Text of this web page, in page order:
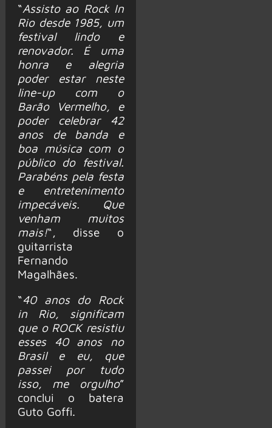
“Assisto ao Rock In
Rio desde 1985, um
festival lindo e
renovador. É uma
honra e alegria
poder estar neste
line-up com o
Barão Vermelho, e
poder celebrar 42
anos de banda e
boa música com o
público do festival.
Parabéns pela festa
e entretenimento
impecáveis. Que
venham muitos
mais!“, disse o
guitarrista
Fernando
Magalhães.
“40 anos do Rock
in Rio, significam
que o ROCK resistiu
esses 40 anos no
Brasil e eu, que
passei por tudo
isso, me orgulho”
conclui o batera
Guto Goffi.